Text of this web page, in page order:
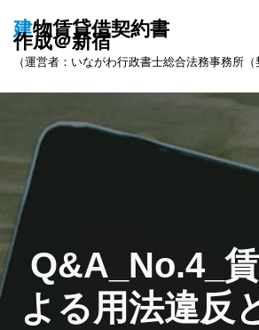
ツ
建物賃貸借契約書
作成＠新宿
（運営者：いながわ行政書士総合法務事務所
Q&A_No.4_
よる用法違反